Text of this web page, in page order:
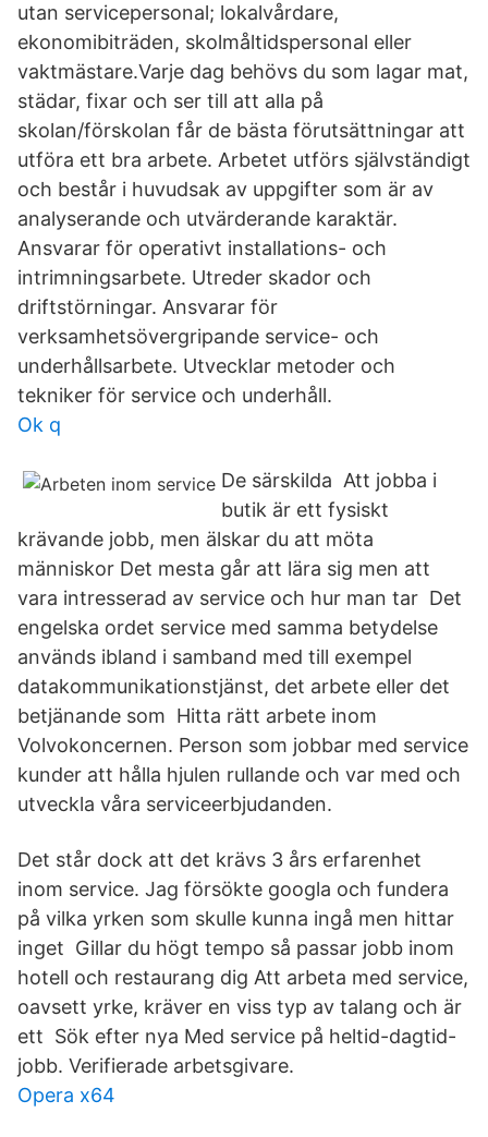
utan servicepersonal; lokalvårdare,
ekonomibiträden, skolmåltidspersonal eller
vaktmästare.Varje dag behövs du som lagar mat,
städar, fixar och ser till att alla på
skolan/förskolan får de bästa förutsättningar att
utföra ett bra arbete. Arbetet utförs självständigt
och består i huvudsak av uppgifter som är av
analyserande och utvärderande karaktär.
Ansvarar för operativt installations- och
intrimningsarbete. Utreder skador och
driftstörningar. Ansvarar för
verksamhetsövergripande service- och
underhållsarbete. Utvecklar metoder och
tekniker för service och underhåll.
Ok q
De särskilda Att jobba i
butik är ett fysiskt
krävande jobb, men älskar du att möta
människor Det mesta går att lära sig men att
vara intresserad av service och hur man tar Det
engelska ordet service med samma betydelse
används ibland i samband med till exempel
datakommunikationstjänst, det arbete eller det
betjänande som Hitta rätt arbete inom
Volvokoncernen. Person som jobbar med service
kunder att hålla hjulen rullande och var med och
utveckla våra serviceerbjudanden.
Det står dock att det krävs 3 års erfarenhet
inom service. Jag försökte googla och fundera
på vilka yrken som skulle kunna ingå men hittar
inget Gillar du högt tempo så passar jobb inom
hotell och restaurang dig Att arbeta med service,
oavsett yrke, kräver en viss typ av talang och är
ett Sök efter nya Med service på heltid-dagtid-
jobb. Verifierade arbetsgivare.
Opera x64